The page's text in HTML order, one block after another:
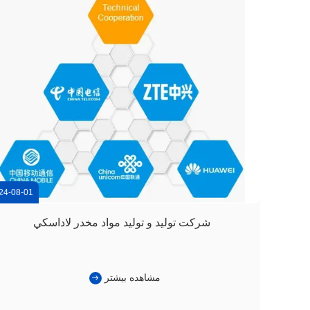
08-01
شرکت توليد و توليد مواد مخدر لاداسکي
مشاهده بیشتر